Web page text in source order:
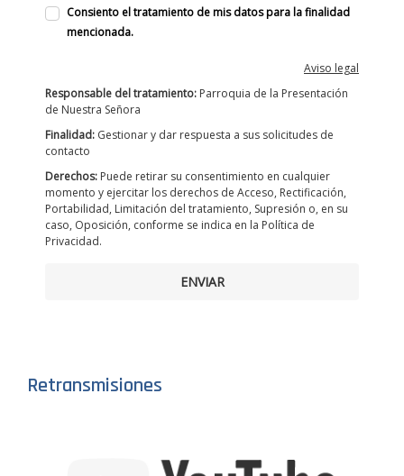
Consiento el tratamiento de mis datos para la finalidad
mencionada.
Aviso legal
Responsable del tratamiento: Parroquia de la Presentación
de Nuestra Señora
Finalidad: Gestionar y dar respuesta a sus solicitudes de
contacto
Derechos: Puede retirar su consentimiento en cualquier
momento y ejercitar los derechos de Acceso, Rectificación,
Portabilidad, Limitación del tratamiento, Supresión o, en su
caso, Oposición, conforme se indica en la Política de
Privacidad.
ENVIAR
Retransmisiones